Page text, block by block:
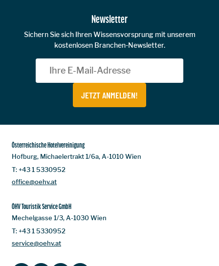
Newsletter
Sichern Sie sich Ihren Wissensvorsprung mit unserem
kostenlosen Branchen-Newsletter.
JETZT ANMELDEN!
Österreichische Hotelvereinigung
Hofburg, Michaelertrakt 1/6a, A-1010 Wien
T:+43 1 5330952
office@oehv.at
ÖHV Touristik Service GmbH
Mechelgasse 1/3, A-1030 Wien
T:+43 1 5330952
service@oehv.at